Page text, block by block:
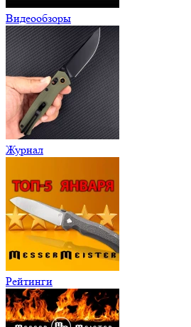
Видеообзоры
Журнал
Рейтинги